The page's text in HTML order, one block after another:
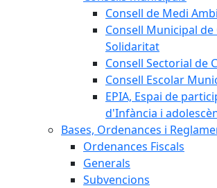
Consell de Medi
Consell Municipal
Solidaritat
Consell Sectorial de
Consell Escolar
EPIA, Espai de
d'Infància i
Bases, Ordenances i
Ordenances Fiscals
Generals
Subvencions